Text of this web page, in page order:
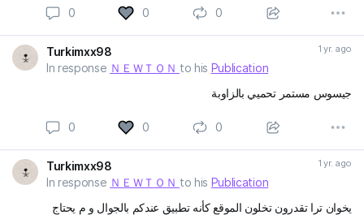
0 0 0
Turkimxx98 1 yr. ago
In response ＮＥＷＴＯＮ to his Publication
جيسوس مستمر تحميي بالزاوبة
0 0 0
Turkimxx98 1 yr. ago
In response ＮＥＷＴＯＮ to his Publication
يخوان ترا تقدرون تخلون الموقع كأنه تطبيق عندكم بالجوال و م يحتاج